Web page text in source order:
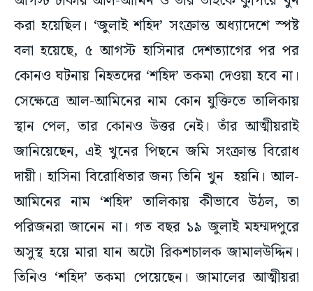
করা হয়েছিল। ‘জুলাই শহিদ’ সংক্রান্ত অধ্যাদেশে স্পষ্ট
বলা হয়েছে, ৫ আগস্ট হাসিনার দেশত্যাগের পর পর
কোনও ঘটনায় নিহতদের ‘শহিদ’ তকমা দেওয়া হবে না।
সেক্ষেত্রে আল-আমিনের নাম কোন যুক্তিতে তালিকায়
স্থান পেল, তার কোনও উত্তর নেই। তাঁর আত্মীয়রাই
জানিয়েছেন, এই খুনের পিছনে জমি সংক্রান্ত বিরোধ
দায়ী। হাসিনা বিরোধিতার জন্য তিনি খুন হয়নি। আল-
আমিনের নাম ‘শহিদ’ তালিকায় কীভাবে উঠল, তা
পরিজনরা জানেন না। গত বছর ১৯ জুলাই মহম্মদপুরে
অসুস্থ হয়ে মারা যান অটো রিকশচালক জামালউদ্দিন।
তিনিও ‘শহিদ’ তকমা পেয়েছেন। জামালের আত্মীয়রা